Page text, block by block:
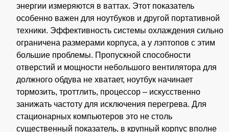
энергии измеряются в ваттах. Этот показатель
особенно важен для ноутбуков и другой портативной
техники. Эффективность системы охлаждения сильно
ограничена размерами корпуса, а у лэптопов с этим
большие проблемы. Пропускной способности
отверстий и мощности небольшого вентилятора для
должного обдува не хватает, ноутбук начинает
тормозить, троттлить, процессор – искусственно
занижать частоту для исключения перегрева. Для
стационарных компьютеров это не столь
существенный показатель, в крупный корпус вполне